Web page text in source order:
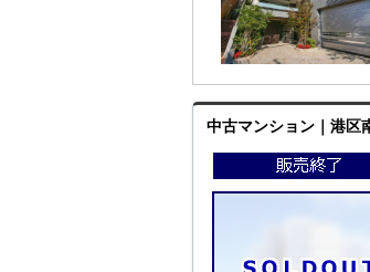
中古マンション｜港区